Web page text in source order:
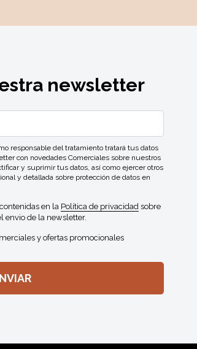
newsletter
responsable del tratamiento tratará tus datos
con novedades Comerciales sobre nuestros
y suprimir tus datos, así como ejercer otros
y detallada sobre protección de datos en
en la Política de privacidadsobre
envio de la newsletter.
y ofertas promocionales